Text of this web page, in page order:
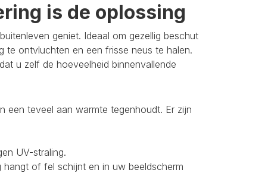
is de oplossing
geniet. Ideaal om gezellig beschut
ontvluchten en een frisse neus te halen.
u zelf de hoeveelheid binnenvallende
een teveel aan warmte tegenhoudt. Er zijn
UV-straling.
of fel schijnt en in uw beeldscherm